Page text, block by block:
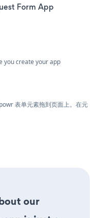
Form App
you create your app
表单元素拖到页面上。在元
our